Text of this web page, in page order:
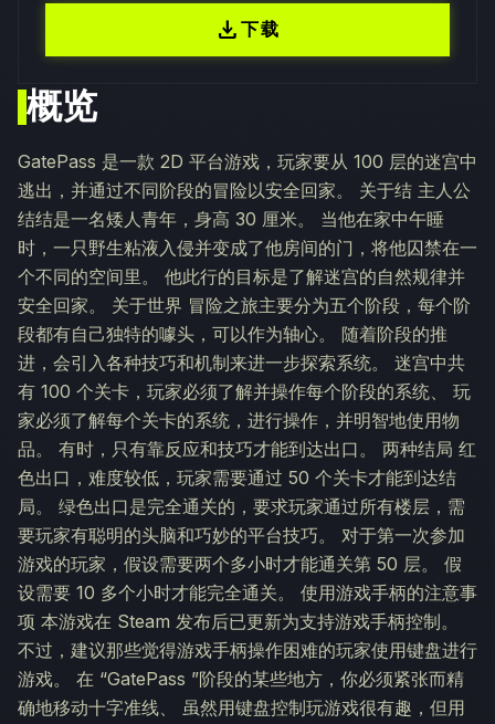
概览
GatePass 是一款 2D 平台游戏，玩家要从 100 层的迷宫中
逃出，并通过不同阶段的冒险以安全回家。 关于结 主人公
结结是一名矮人青年，身高 30 厘米。 当他在家中午睡
时，一只野生粘液入侵并变成了他房间的门，将他囚禁在一
个不同的空间里。 他此行的目标是了解迷宫的自然规律并
安全回家。 关于世界 冒险之旅主要分为五个阶段，每个阶
段都有自己独特的噱头，可以作为轴心。 随着阶段的推
进，会引入各种技巧和机制来进一步探索系统。 迷宫中共
有 100 个关卡，玩家必须了解并操作每个阶段的系统、 玩
家必须了解每个关卡的系统，进行操作，并明智地使用物
品。 有时，只有靠反应和技巧才能到达出口。 两种结局 红
色出口，难度较低，玩家需要通过 50 个关卡才能到达结
局。 绿色出口是完全通关的，要求玩家通过所有楼层，需
要玩家有聪明的头脑和巧妙的平台技巧。 对于第一次参加
游戏的玩家，假设需要两个多小时才能通关第 50 层。 假
设需要 10 多个小时才能完全通关。 使用游戏手柄的注意事
项 本游戏在 Steam 发布后已更新为支持游戏手柄控制。
不过，建议那些觉得游戏手柄操作困难的玩家使用键盘进行
游戏。 在 “GatePass ”阶段的某些地方，你必须紧张而精
确地移动十字准线、 虽然用键盘控制玩游戏很有趣，但用
download下载